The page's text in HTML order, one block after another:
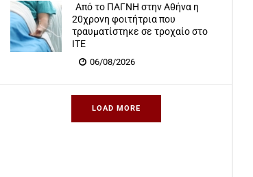
Από το ΠΑΓΝΗ στην Αθήνα η
20χρονη φοιτήτρια που
τραυματίστηκε σε τροχαίο στο
ΙΤΕ
06/08/2026
LOAD MORE